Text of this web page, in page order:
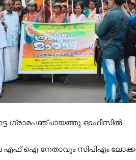
ഗ്രാമപഞ്ചായത്തു ഓഫീസിൽ
എഫ് ഐ നേതാവും സിപിഎം